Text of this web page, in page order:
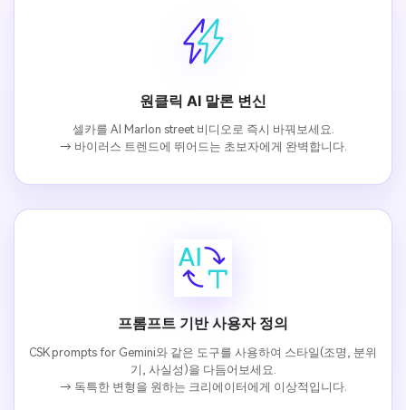
원클릭 AI 말론 변신
셀카를 AI Marlon street 비디오로 즉시 바꿔보세요.
→ 바이러스 트렌드에 뛰어드는 초보자에게 완벽합니다.
프롬프트 기반 사용자 정의
CSK prompts for Gemini와 같은 도구를 사용하여 스타일(조명, 분위
기, 사실성)을 다듬어보세요.
→ 독특한 변형을 원하는 크리에이터에게 이상적입니다.